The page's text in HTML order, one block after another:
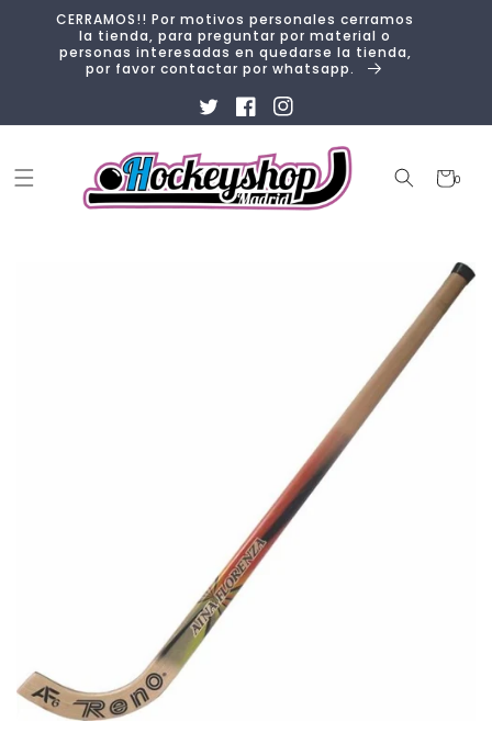
directamente
al contenido
CERRAMOS!! Por motivos personales cerramos
la tienda, para preguntar por material o
personas interesadas en quedarse la tienda,
por favor contactar por whatsapp.
TwitterFacebookInstagram
Carrito
0
0
artículos